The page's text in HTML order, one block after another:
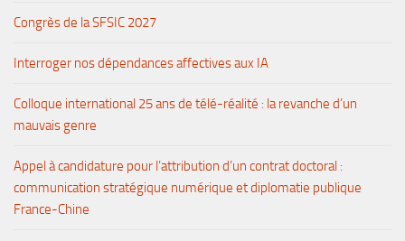
Congrès de la SFSIC 2027
Interroger nos dépendances affectives aux IA
Colloque international 25 ans de télé-réalité : la revanche d’un
mauvais genre
Appel à candidature pour l’attribution d’un contrat doctoral :
communication stratégique numérique et diplomatie publique
France-Chine